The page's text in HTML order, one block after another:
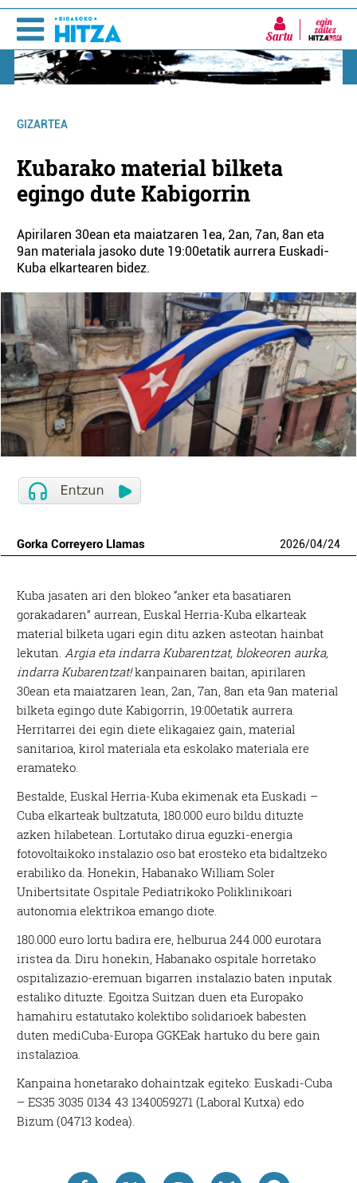
Sartu
GIZARTEA
Kubarako material bilketa
egingo dute Kabigorrin
Apirilaren 30ean eta maiatzaren 1ea, 2an, 7an, 8an eta
9an materiala jasoko dute 19:00etatik aurrera Euskadi-
Kuba elkartearen bidez.
Gorka Correyero Llamas 2026/04/24
Kuba jasaten ari den blokeo “anker eta basatiaren
gorakadaren” aurrean, Euskal Herria-Kuba elkarteak
material bilketa ugari egin ditu azken asteotan hainbat
lekutan. Argia eta indarra Kubarentzat, blokeoren aurka,
indarra Kubarentzat!kanpainaren baitan, apirilaren
30ean eta maiatzaren 1ean, 2an, 7an, 8an eta 9an material
bilketa egingo dute Kabigorrin, 19:00etatik aurrera.
Herritarrei dei egin diete elikagaiez gain, material
sanitarioa, kirol materiala eta eskolako materiala ere
eramateko.
Bestalde, Euskal Herria-Kuba ekimenak eta Euskadi –
Cuba elkarteak bultzatuta, 180.000 euro bildu dituzte
azken hilabetean. Lortutako dirua eguzki-energia
fotovoltaikoko instalazio oso bat erosteko eta bidaltzeko
erabiliko da. Honekin, Habanako William Soler
Unibertsitate Ospitale Pediatrikoko Poliklinikoari
autonomia elektrikoa emango diote.
180.000 euro lortu badira ere, helburua 244.000 eurotara
iristea da. Diru honekin, Habanako ospitale horretako
ospitalizazio-eremuan bigarren instalazio baten inputak
estaliko dituzte. Egoitza Suitzan duen eta Europako
hamahiru estatutako kolektibo solidarioek babesten
duten mediCuba-Europa GGKEak hartuko du bere gain
instalazioa.
Kanpaina honetarako dohaintzak egiteko: Euskadi-Cuba
– ES35 3035 0134 43 1340059271 (Laboral Kutxa) edo
Bizum (04713 kodea).